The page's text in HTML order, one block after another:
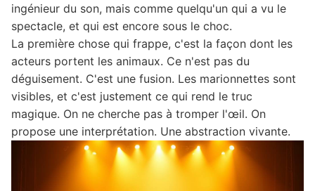
ingénieur du son, mais comme quelqu'un qui a vu le
spectacle, et qui est encore sous le choc.
La première chose qui frappe, c'est la façon dont les
acteurs portent les animaux. Ce n'est pas du
déguisement. C'est une fusion. Les marionnettes sont
visibles, et c'est justement ce qui rend le truc
magique. On ne cherche pas à tromper l'œil. On
propose une interprétation. Une abstraction vivante.